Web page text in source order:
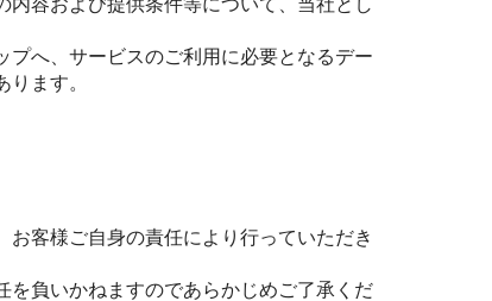
へ、サービスのご利用に必要となるデー
ます。
客様ご自身の責任により行っていただき
を負いかねますのであらかじめご了承くだ